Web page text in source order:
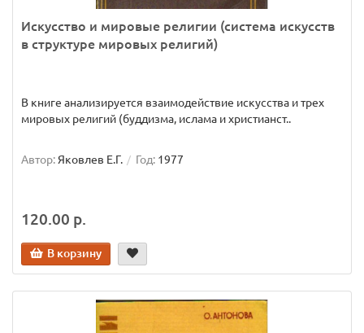
Искусство и мировые религии (система искусств
в структуре мировых религий)
В книге анализируется взаимодействие искусства и трех
мировых религий (буддизма, ислама и христианст..
Автор: Яковлев Е.Г. Год: 1977
120.00 р.
В корзину